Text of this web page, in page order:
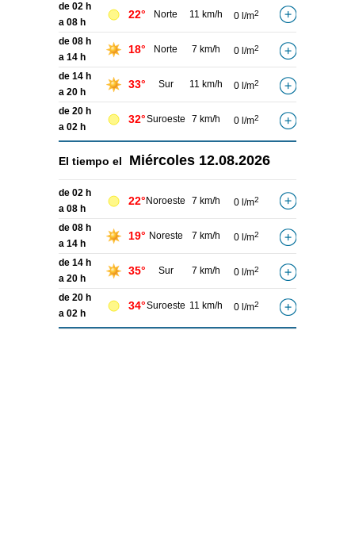
de 02 h
a 08 h
22° Norte 11 km/h 0 l/m2
de 08 h
a 14 h
18° Norte 7 km/h 0 l/m2
de 14 h
a 20 h
33° Sur 11 km/h 0 l/m2
de 20 h
a 02 h
32°Suroeste 7 km/h 0 l/m2
El tiempo el Miércoles 12.08.2026
de 02 h
a 08 h
22° Noroeste 7 km/h 0 l/m2
de 08 h
a 14 h
19° Noreste 7 km/h 0 l/m2
de 14 h
a 20 h
35° Sur 7 km/h 0 l/m2
de 20 h
a 02 h
34°Suroeste 11 km/h 0 l/m2